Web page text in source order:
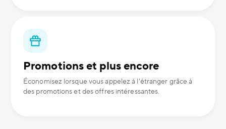
Promotions et plus encore
Économisez lorsque vous appelez à l'étranger grâce à
des promotions et des offres intéressantes.